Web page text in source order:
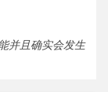
并且确实会发生